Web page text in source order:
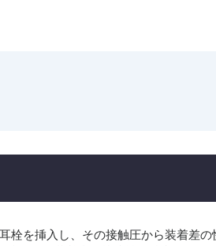
栓を挿入し、その接触圧から装着差